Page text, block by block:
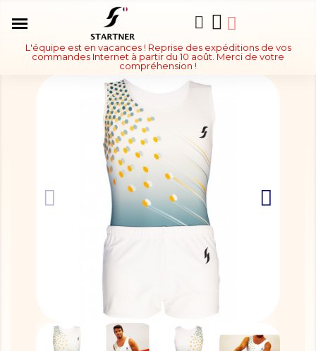
L'équipe est en vacances ! Reprise des expéditions de vos
commandes Internet à partir du 10 août. Merci de votre
compréhension !